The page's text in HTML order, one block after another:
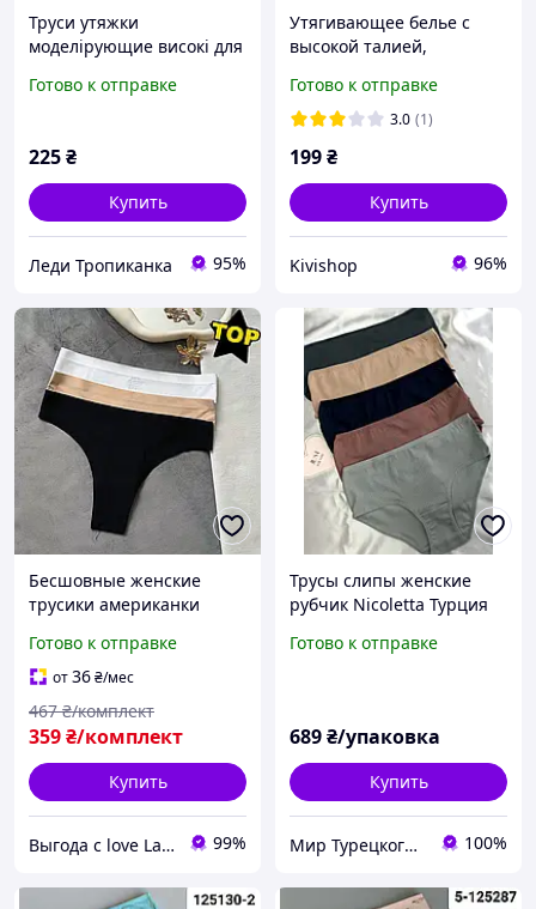
Труси утяжки
моделірующие високі для
ЧОРНІ
Готово к отправке
225₴
Купить
Леди Тропиканка 95%
Утягивающее белье с
высокой талией,
женщин, бесшовные
утягивающие трусы
Готово к отправке
3.0 (1)
199₴
Купить
Kivishop 96%
Бесшовные женские
трусики американки
женщин на завышенной
посадке, однотонные
Готово к отправке
от36₴/мес
359₴/комплект
467 ₴/комплект
Купить
Выгода с love Lab Интернет-магазин смелых подарков 99%
Трусы слипы женские
рубчик Nicoletta Турция
посадка 2XL, 3XL, 4XL
Готово к отправке
689₴/упаковка
Купить
Мир Турецкого белья 100%